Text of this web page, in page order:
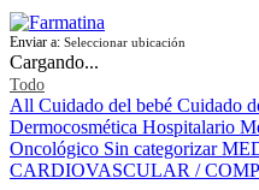
Enviar a: Seleccionar ubicación
Cargando...
Todo
All Cuidado del bebé Cuidado
Dermocosmética Hospitalario
Oncológico Sin categorizar
CARDIOVASCULAR /